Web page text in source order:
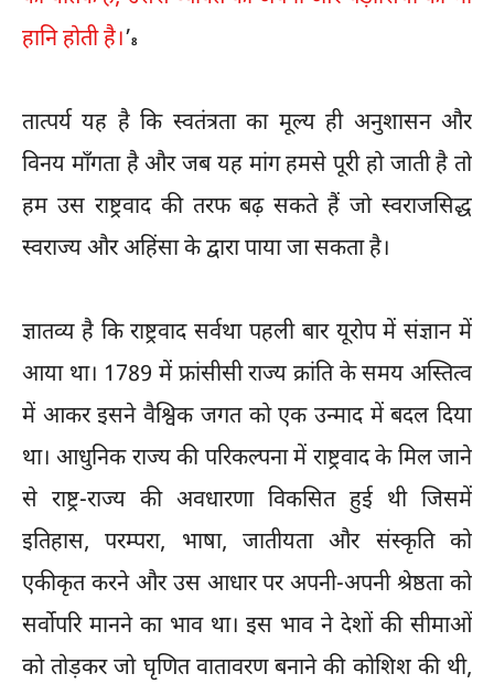
हानि होती है।’8
तात्पर्य यह है कि स्वतंत्रता का मूल्य ही अनुशासन और
विनय माँगता है और जब यह मांग हमसे पूरी हो जाती है तो
हम उस राष्ट्रवाद की तरफ बढ़ सकते हैं जो स्वराजसिद्ध
स्वराज्य और अहिंसा के द्वारा पाया जा सकता है।
ज्ञातव्य है कि राष्ट्रवाद सर्वथा पहली बार यूरोप में संज्ञान में
आया था। 1789 में फ्रांसीसी राज्य क्रांति के समय अस्तित्व
में आकर इसने वैश्विक जगत को एक उन्माद में बदल दिया
था। आधुनिक राज्य की परिकल्पना में राष्ट्रवाद के मिल जाने
से राष्ट्र-राज्य की अवधारणा विकसित हुई थी जिसमें
इतिहास, परम्परा, भाषा, जातीयता और संस्कृति को
एकीकृत करने और उस आधार पर अपनी-अपनी श्रेष्ठता को
सर्वोपरि मानने का भाव था। इस भाव ने देशों की सीमाओं
को तोड़कर जो घृणित वातावरण बनाने की कोशिश की थी,